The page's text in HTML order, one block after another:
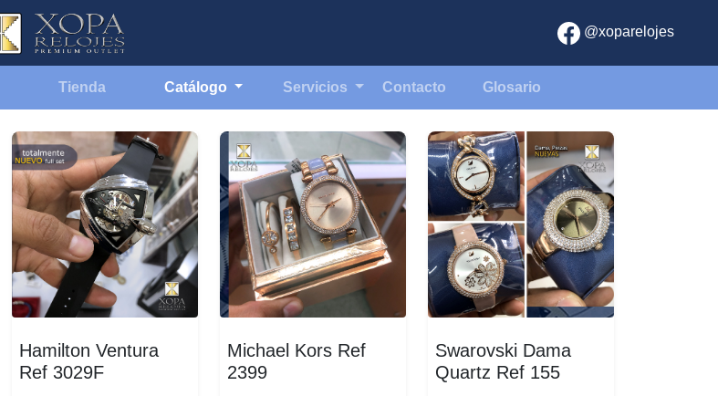
@xoparelojes
Tienda Catálogo Servicios Contacto Glosario
Hamilton Ventura
Ref 3029F
Michael Kors Ref
2399
Swarovski Dama
Quartz Ref 155